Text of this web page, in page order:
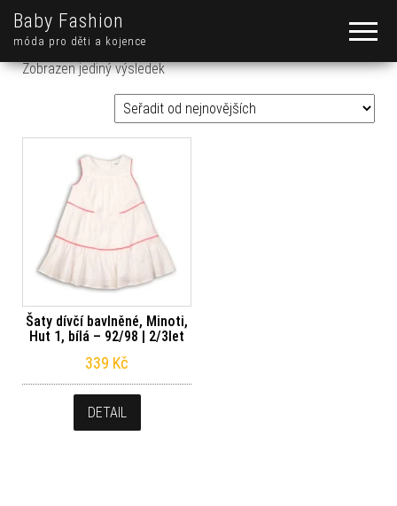
Baby Fashion
móda pro děti a kojence
Zobrazen jediný výsledek
Šaty dívčí bavlněné, Minoti,
Hut 1, bílá – 92/98 | 2/3let
339 Kč
DETAIL